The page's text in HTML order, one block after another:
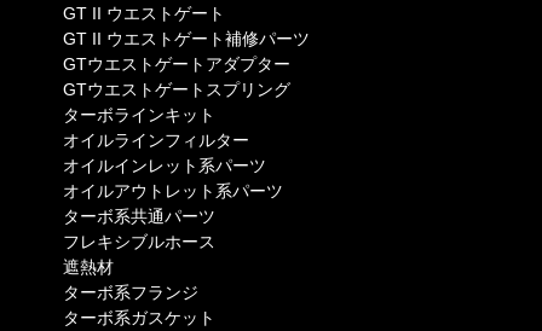
GT II ウエストゲート
GT II ウエストゲート補修パーツ
GTウエストゲートアダプター
GTウエストゲートスプリング
ターボラインキット
オイルラインフィルター
オイルインレット系パーツ
オイルアウトレット系パーツ
ターボ系共通パーツ
フレキシブルホース
遮熱材
ターボ系フランジ
ターボ系ガスケット